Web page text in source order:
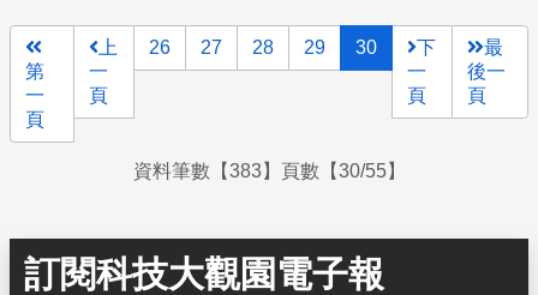
第
一
頁
上
一
頁
26 27 28 29 30
下
一
頁
最
後一
頁
資料筆數【383】頁數【30/55】
訂閱科技大觀園電子報